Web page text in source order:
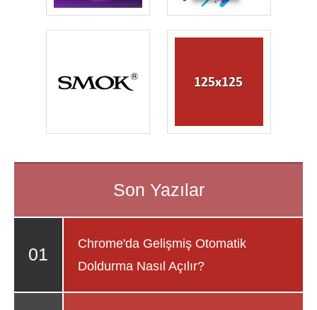
Chrome'da Gelişmiş Otomatik
Doldurma Nasıl Açılır?